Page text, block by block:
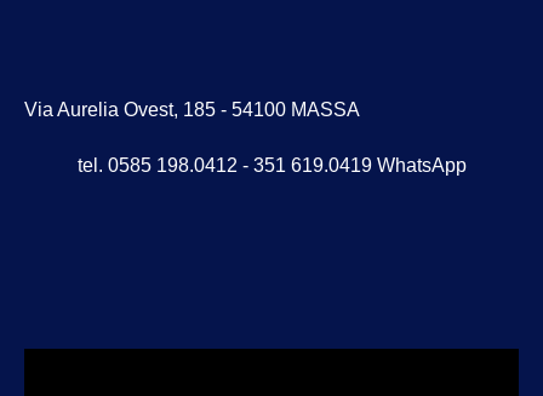
Via Aurelia Ovest, 185 - 54100 MASSA
tel. 0585 198.0412 - 351 619.0419 WhatsApp